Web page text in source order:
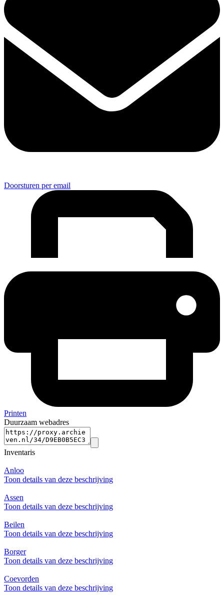
Doorsturen per email
Printen
Duurzaam webadres
Inventaris
Anloo
Toon details van deze beschrijving
Assen
Toon details van deze beschrijving
Beilen
Toon details van deze beschrijving
Borger
Toon details van deze beschrijving
Coevorden
Toon details van deze beschrijving